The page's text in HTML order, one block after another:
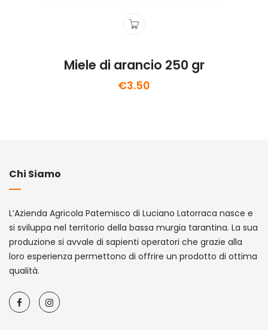
Miele di arancio 250 gr
€3.50
Chi Siamo
L’Azienda Agricola Patemisco di Luciano Latorraca nasce e
si sviluppa nel territorio della bassa murgia tarantina. La sua
produzione si avvale di sapienti operatori che grazie alla
loro esperienza permettono di offrire un prodotto di ottima
qualità.